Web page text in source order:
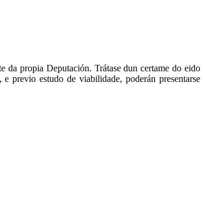
da propia Deputación. Trátase dun certame do eido
previo estudo de viabilidade, poderán presentarse